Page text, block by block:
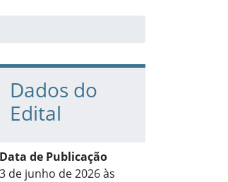
Dados do
Edital
Data de Publicação
3 de junho de 2026 às